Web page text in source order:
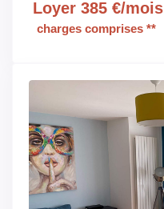
Loyer 385 €/mois
charges comprises **